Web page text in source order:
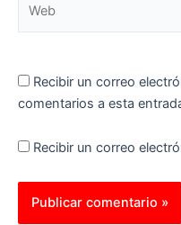
Recibir un correo
comentarios a esta
Recibir un correo